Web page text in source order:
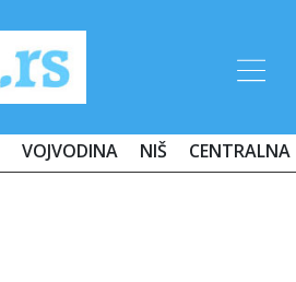
VOJVODINA NIŠ CENTRALNA